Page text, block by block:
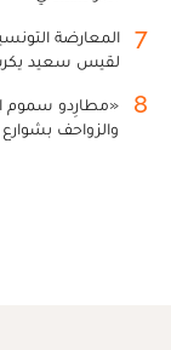
7
المعارضة
لقيس سعيد
8
«مطارِدو سموم
والزواحف بشوارع